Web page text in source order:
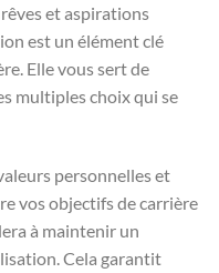
et aspirations
est un élément clé
Elle vous sert de
multiples choix qui se
personnelles et
vos objectifs de carrière
à maintenir un
Cela garantit